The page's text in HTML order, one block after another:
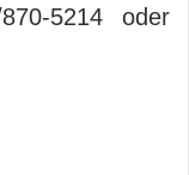
5214 oder